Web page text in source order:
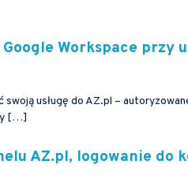
Workspace przy
usługę do AZ.pl –
[…]
AZ.pl, logowanie do